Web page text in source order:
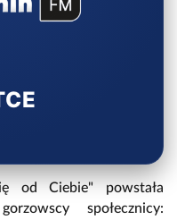
od Ciebie" powstała
społecznicy: